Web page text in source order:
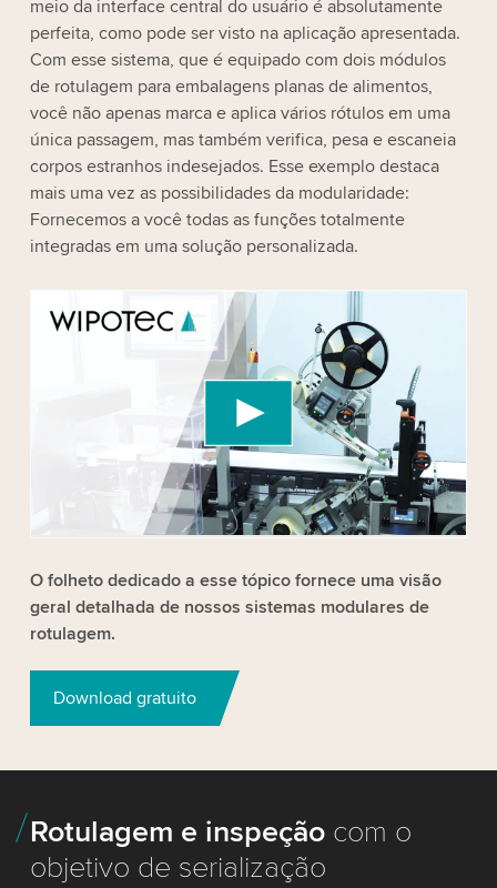
meio da interface central do usuário é absolutamente
perfeita, como pode ser visto na aplicação apresentada.
Com esse sistema, que é equipado com dois módulos
de rotulagem para embalagens planas de alimentos,
você não apenas marca e aplica vários rótulos em uma
única passagem, mas também verifica, pesa e escaneia
corpos estranhos indesejados. Esse exemplo destaca
mais uma vez as possibilidades da modularidade:
Fornecemos a você todas as funções totalmente
integradas em uma solução personalizada.
We need your consent to load the YouTube
We use a third party service to embed video
content that may collect data about your activity.
Please review the details and accept the service
to watch this video.
Accept More information
O folheto dedicado a esse tópico fornece uma visão
geral detalhada de nossos sistemas modulares de
rotulagem.
Download gratuito
Rotulagem e inspeçãocom o
objetivo de serialização